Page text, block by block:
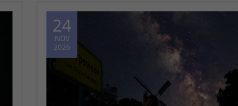
24
NOV
2026